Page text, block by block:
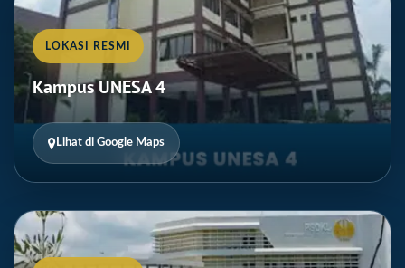
LOKASI RESMI
Kampus UNESA 4
Lihat di Google Maps